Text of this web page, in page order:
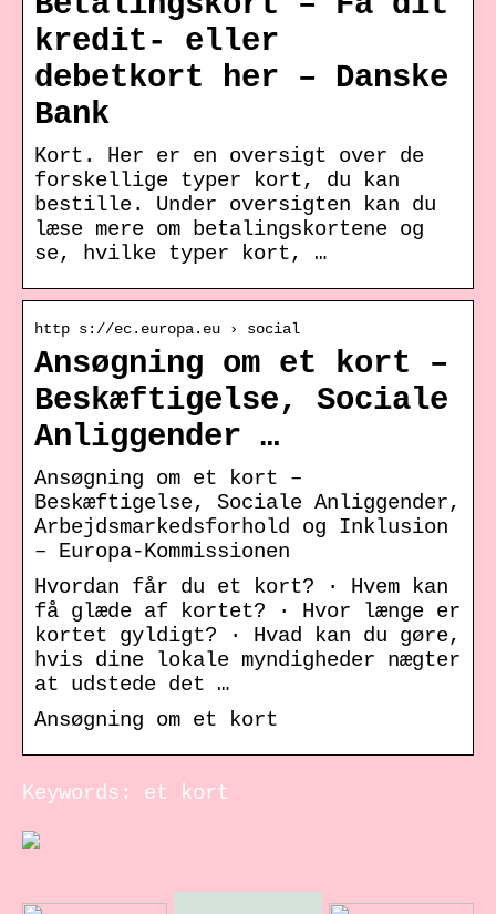
kredit- eller
debetkort her – Danske
Bank
Kort. Her er en oversigt over de
forskellige typer kort, du kan
bestille. Under oversigten kan du
læse mere om betalingskortene og
se, hvilke typer kort, …
http s://ec.europa.eu › social
Ansøgning om et kort –
Beskæftigelse, Sociale
Anliggender …
Ansøgning om et kort –
Beskæftigelse, Sociale Anliggender,
Arbejdsmarkedsforhold og Inklusion
– Europa-Kommissionen
Hvordan får du et kort? · Hvem kan
få glæde af kortet? · Hvor længe er
kortet gyldigt? · Hvad kan du gøre,
hvis dine lokale myndigheder nægter
at udstede det …
Ansøgning om et kort
Keywords: et kort